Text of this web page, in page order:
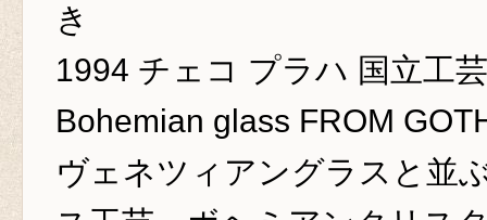
き
1994 チェコ プラハ 国立工
Bohemian glass FROM
ヴェネツィアングラスと並